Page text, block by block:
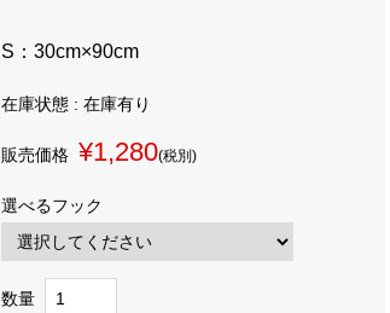
S：30cm×90cm
在庫状態 : 在庫有り
販売価格 ¥1,280(税別)
選べるフック
数量